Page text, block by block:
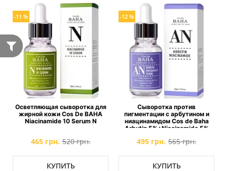
-11 %
Осветляющая сыворотка для
жирной кожи Cos De BAHA
Niacinamide 10 Serum N
465 грн. 520 грн.
КУПИТЬ
-12 %
Сыворотка против
пигментации с арбутином и
ниацинамидом Cos de Baha
Arbutin 5%+Niacinamide 5%
495 грн. 565 грн.
КУПИТЬ